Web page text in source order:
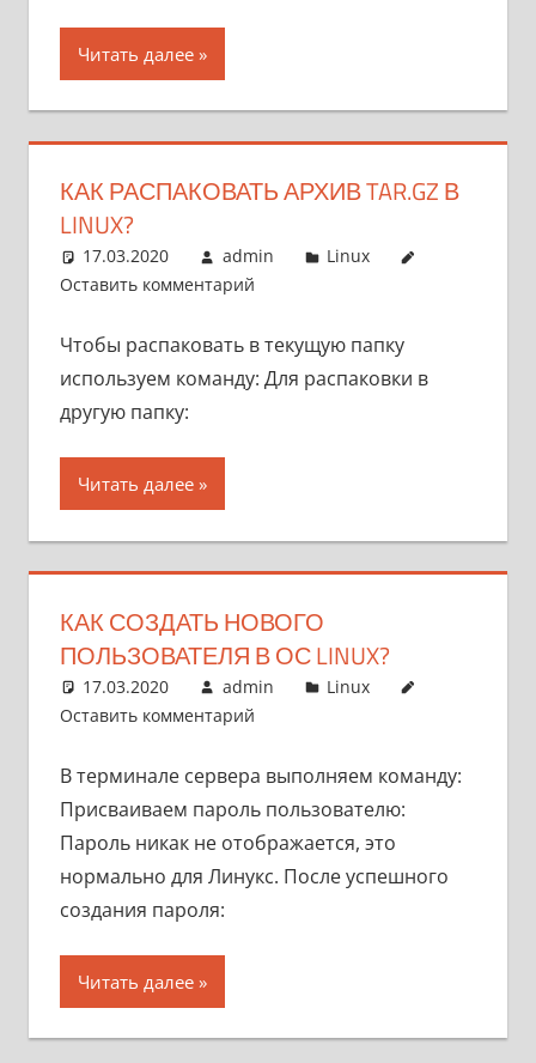
Читать далее
КАК РАСПАКОВАТЬ АРХИВ TAR.GZ В
LINUX?
17.03.2020 admin
Linux
Оставить комментарий
Чтобы распаковать в текущую папку
используем команду: Для распаковки в
другую папку:
Читать далее
КАК СОЗДАТЬ НОВОГО
ПОЛЬЗОВАТЕЛЯ В ОС LINUX?
17.03.2020 admin
Linux
Оставить комментарий
В терминале сервера выполняем команду:
Присваиваем пароль пользователю:
Пароль никак не отображается, это
нормально для Линукс. После успешного
создания пароля:
Читать далее